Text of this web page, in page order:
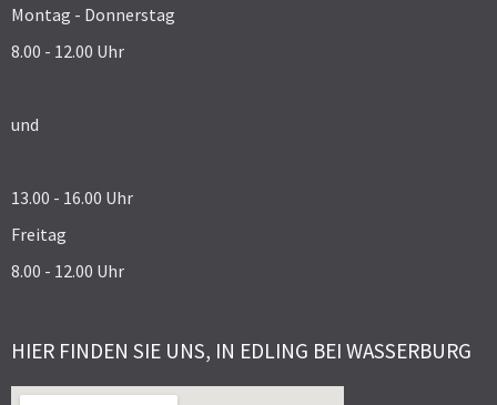
Montag - Donnerstag
8.00 - 12.00 Uhr
und
13.00 - 16.00 Uhr
Freitag
8.00 - 12.00 Uhr
HIER FINDEN SIE UNS, IN EDLING BEI WASSERBURG